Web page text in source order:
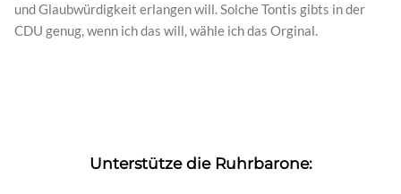
und Glaubwürdigkeit erlangen will. Solche Tontis gibts in der
CDU genug, wenn ich das will, wähle ich das Orginal.
Unterstütze die Ruhrbarone: